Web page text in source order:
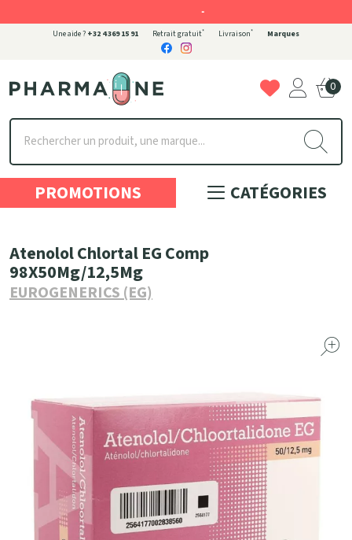
Une aide ? +32 4 369 15 91 Retrait gratuit* Livraison* Marques
Pharmaone Votre pharmacie en ligne à votre service
0
PROMOTIONS CATÉGORIES
Atenolol Chlortal EG Comp
98X50Mg/12,5Mg
EUROGENERICS (EG)